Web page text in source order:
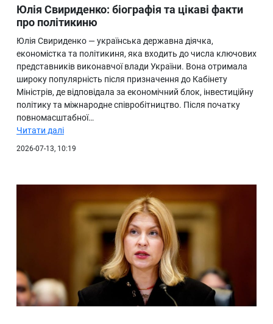
Юлія Свириденко: біографія та цікаві факти
про політикиню
Юлія Свириденко — українська державна діячка,
економістка та політикиня, яка входить до числа ключових
представників виконавчої влади України. Вона отримала
широку популярність після призначення до Кабінету
Міністрів, де відповідала за економічний блок, інвестиційну
політику та міжнародне співробітництво. Після початку
повномасштабної…
Читати далі
2026-07-13, 10:19